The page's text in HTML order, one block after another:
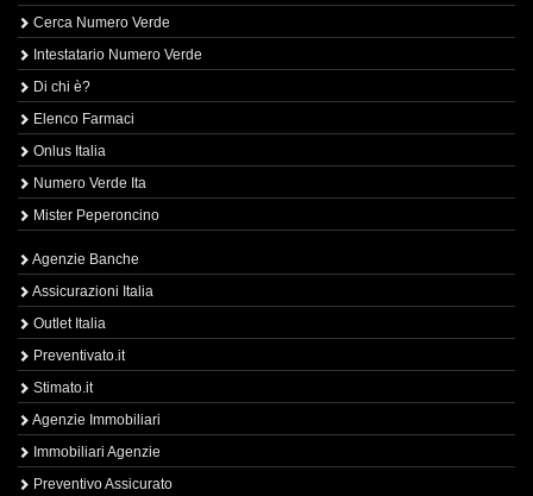
Cerca Numero Verde
Intestatario Numero Verde
Di chi è?
Elenco Farmaci
Onlus Italia
Numero Verde Ita
Mister Peperoncino
Agenzie Banche
Assicurazioni Italia
Outlet Italia
Preventivato.it
Stimato.it
Agenzie Immobiliari
Immobiliari Agenzie
Preventivo Assicurato